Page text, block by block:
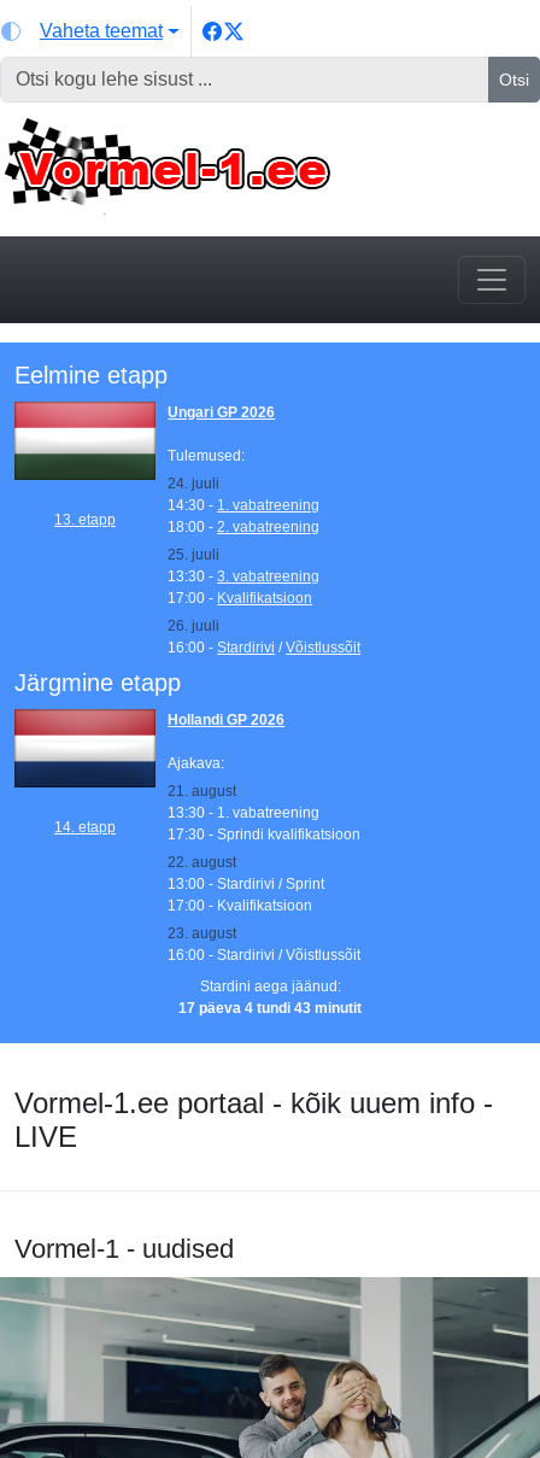
Vaheta teemat
Otsi
Eelmine etapp
13. etapp
Ungari GP 2026
Tulemused:
24. juuli
14:30 - 1. vabatreening
18:00 -2. vabatreening
25. juuli
13:30 -3. vabatreening
17:00 - Kvalifikatsioon
26. juuli
16:00 -Stardirivi /Võistlussõit
Järgmine etapp
14. etapp
Hollandi GP 2026
Ajakava:
21. august
13:30 - 1. vabatreening
17:30 - Sprindi kvalifikatsioon
22. august
13:00 - Stardirivi / Sprint
17:00 - Kvalifikatsioon
23. august
16:00 - Stardirivi / Võistlussõit
Stardini aega jäänud:
17 päeva 4 tundi 43 minutit
Vormel-1.ee portaal - kõik uuem info -
LIVE
Vormel-1 - uudised